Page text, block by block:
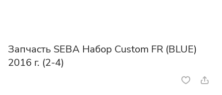
Запчасть SEBA Набор Custom FR (BLUE)
2016 г. (2-4)